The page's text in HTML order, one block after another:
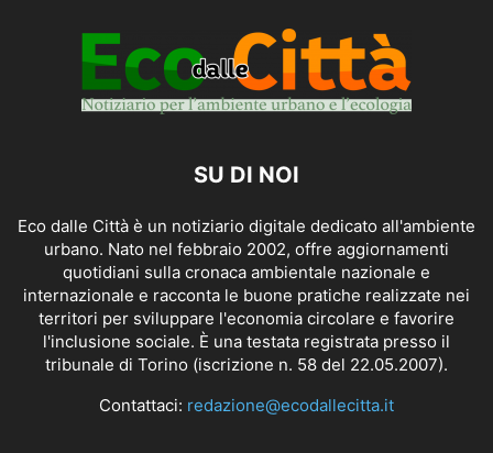
SU DI NOI
Eco dalle Città è un notiziario digitale dedicato all'ambiente
urbano. Nato nel febbraio 2002, offre aggiornamenti
quotidiani sulla cronaca ambientale nazionale e
internazionale e racconta le buone pratiche realizzate nei
territori per sviluppare l'economia circolare e favorire
l'inclusione sociale. È una testata registrata presso il
tribunale di Torino (iscrizione n. 58 del 22.05.2007).
Contattaci: redazione@ecodallecitta.it